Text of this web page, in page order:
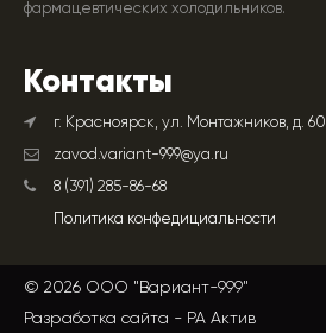
фармацевтических холодильников.
Контакты
г. Красноярск, ул. Монтажников, д. 60
zavod.variant-999@ya.ru
8 (391) 285-86-68
Политика конфедициальности
© 2026 ООО "Вариант-999"
Разработка сайта - РА Актив